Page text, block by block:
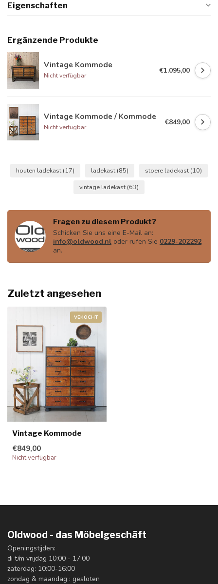
Eigenschaften
Ergänzende Produkte
Vintage Kommode
Nicht verfügbar
€1.095,00
Vintage Kommode / Kommode
Nicht verfügbar
€849,00
houten ladekast (17) ladekast (85) stoere ladekast (10)
vintage ladekast (63)
Fragen zu diesem Produkt?
Schicken Sie uns eine E-Mail an:
info@oldwood.nl oder rufen Sie 0229-202292
an.
Zuletzt angesehen
VEKOCHT
Vintage Kommode
€849,00
Nicht verfügbar
Oldwood - das Möbelgeschäft
Openingstijden:
di t/m vrijdag 10:00 - 17:00
zaterdag: 10:00-16:00
zondag & maandag : gesloten